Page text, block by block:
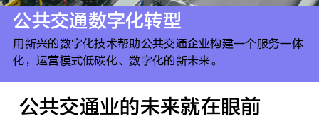
公共交通数字化转型
用新兴的数字化技术帮助公共交通企业构建一个服务一体
化，运营模式低碳化、数字化的新未来。
公共交通业的未来就在眼前